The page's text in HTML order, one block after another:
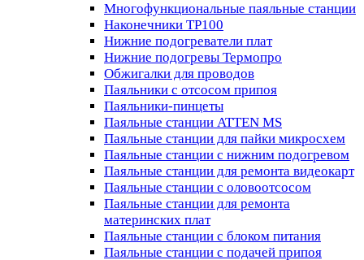
Многофункциональные паяльные станции
Наконечники TP100
Нижние подогреватели плат
Нижние подогревы Термопро
Обжигалки для проводов
Паяльники с отсосом припоя
Паяльники-пинцеты
Паяльные станции ATTEN MS
Паяльные станции для пайки микросхем
Паяльные станции с нижним подогревом
Паяльные станции для ремонта видеокарт
Паяльные станции с оловоотсосом
Паяльные станции для ремонта
материнских плат
Паяльные станции с блоком питания
Паяльные станции с подачей припоя